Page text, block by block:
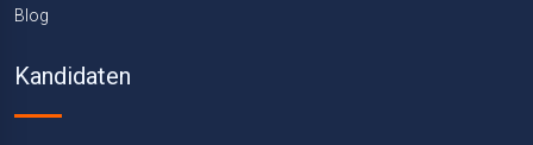
Blog
Kandidaten